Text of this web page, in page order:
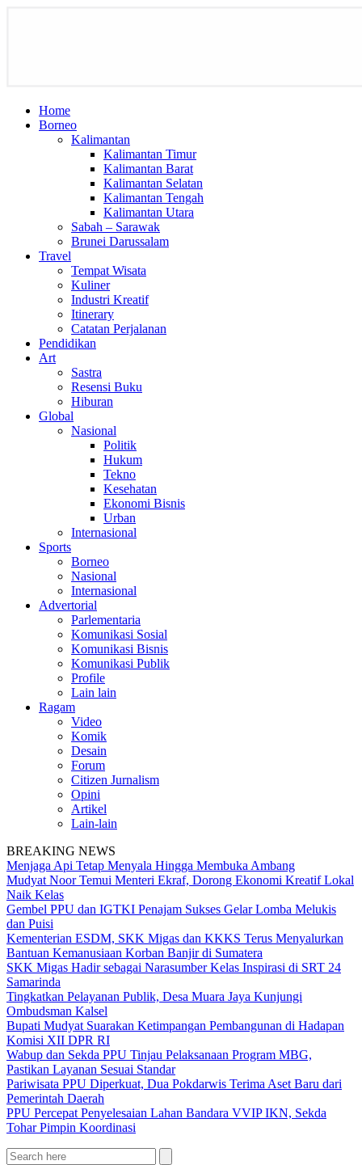
Home
Borneo
Kalimantan
Kalimantan Timur
Kalimantan Barat
Kalimantan Selatan
Kalimantan Tengah
Kalimantan Utara
Sabah – Sarawak
Brunei Darussalam
Travel
Tempat Wisata
Kuliner
Industri Kreatif
Itinerary
Catatan Perjalanan
Pendidikan
Art
Sastra
Resensi Buku
Hiburan
Global
Nasional
Politik
Hukum
Tekno
Kesehatan
Ekonomi Bisnis
Urban
Internasional
Sports
Borneo
Nasional
Internasional
Advertorial
Parlementaria
Komunikasi Sosial
Komunikasi Bisnis
Komunikasi Publik
Profile
Lain lain
Ragam
Video
Komik
Desain
Forum
Citizen Jurnalism
Opini
Artikel
Lain-lain
BREAKING NEWS
Menjaga Api Tetap Menyala Hingga Membuka Ambang
Mudyat Noor Temui Menteri Ekraf, Dorong Ekonomi Kreatif Lokal
Naik Kelas
Gembel PPU dan IGTKI Penajam Sukses Gelar Lomba Melukis
dan Puisi
Kementerian ESDM, SKK Migas dan KKKS Terus Menyalurkan
Bantuan Kemanusiaan Korban Banjir di Sumatera
SKK Migas Hadir sebagai Narasumber Kelas Inspirasi di SRT 24
Samarinda
Tingkatkan Pelayanan Publik, Desa Muara Jaya Kunjungi
Ombudsman Kalsel
Bupati Mudyat Suarakan Ketimpangan Pembangunan di Hadapan
Komisi XII DPR RI
Wabup dan Sekda PPU Tinjau Pelaksanaan Program MBG,
Pastikan Layanan Sesuai Standar
Pariwisata PPU Diperkuat, Dua Pokdarwis Terima Aset Baru dari
Pemerintah Daerah
PPU Percepat Penyelesaian Lahan Bandara VVIP IKN, Sekda
Tohar Pimpin Koordinasi